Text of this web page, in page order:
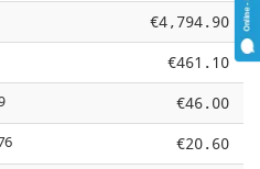
€4,794.90
€461.10
€46.00
€20.60